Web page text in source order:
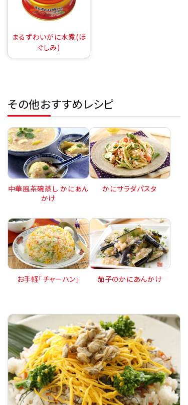
まるずわいがに水煮(ほ
ぐしみ)
その他おすすめレシピ
中華風茶碗蒸し かにあん
かけ
かにサラダパスタ
お手軽「チャーハン」 茄子のかにあんかけ